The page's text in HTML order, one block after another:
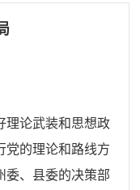
理论武装和思想政
党的理论和路线方
委、县委的决策部